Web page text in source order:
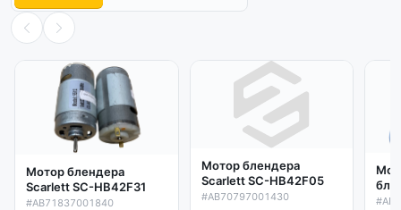
Мотор блендера
Scarlett SC-HB42F31
#AB71837001840
Мотор блендера
Scarlett SC-HB42F05
#AB70797001430